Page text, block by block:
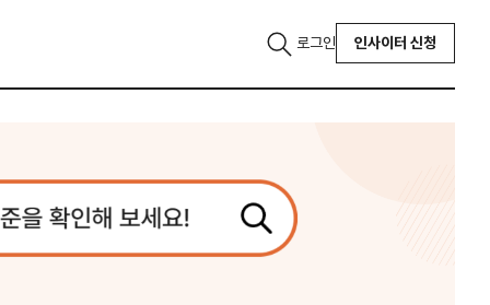
로그인 인사이터 신청